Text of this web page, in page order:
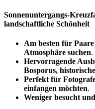
Sonnenuntergangs-
landschaftliche Schönheit
Am besten für
Atmosphäre suchen.
Hervorragende
Bosporus,
Perfekt für
einfangen möchten.
Weniger besucht